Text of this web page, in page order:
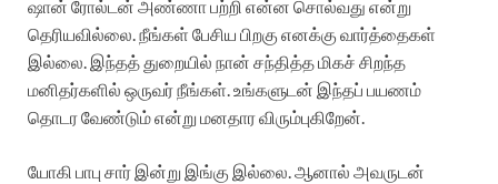
ஷான் ரோல்டன் அண்ணா பற்றி என்ன சொல்வது என்று
தெரியவில்லை. நீங்கள் பேசிய பிறகு எனக்கு வார்த்தைகள்
இல்லை. இந்தத் துறையில் நான் சந்தித்த மிகச் சிறந்த
மனிதர்களில் ஒருவர் நீங்கள். உங்களுடன் இந்தப் பயணம்
தொடர வேண்டும் என்று மனதார விரும்புகிறேன்.
யோகி பாபு சார் இன்று இங்கு இல்லை. ஆனால் அவருடன்